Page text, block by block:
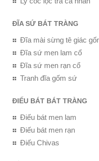
ĐĨA SỨ BÁT TRÀNG
Đĩa mài sừng tê giác
Đĩa sứ men lam cổ
Đĩa sứ men rạn cổ
Tranh đĩa gốm sứ
ĐIẾU BÁT BÁT TRÀNG
Điếu bát men lam
Điếu bát men rạn
Điếu Chivas